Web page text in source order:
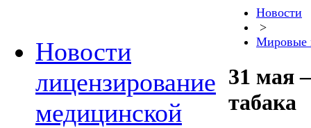
Новости
лицензирование
медицинской
Новости
>
Мировые
31 мая
табака